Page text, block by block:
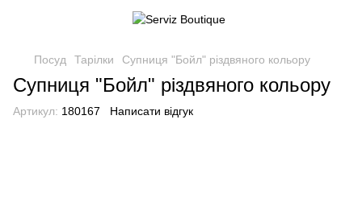
Посуд Тарілки Супниця "Бойл" різдвяного кольору
Супниця "Бойл" різдвяного кольору
Артикул: 180167 Написати відгук